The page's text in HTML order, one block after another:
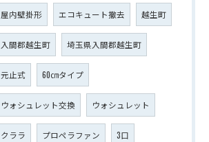
屋内壁掛形 エコキュート撤去 越生町
入間郡越生町 埼玉県入間郡越生町
元止式 60㎝タイプ
ウォシュレット交換 ウォシュレット
クララ プロペラファン 3口